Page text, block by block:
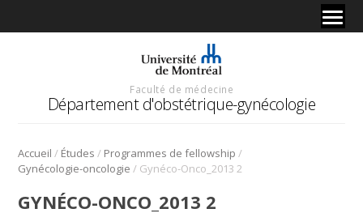
Faculté de médecine
Département d'obstétrique-gynécologie
Accueil / Études / Programmes de fellowship /
Gynécologie-oncologie / Gynéco-Onco_2013 2
GYNÉCO-ONCO_2013 2